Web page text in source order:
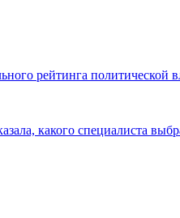
рейтинга политической
какого специалиста